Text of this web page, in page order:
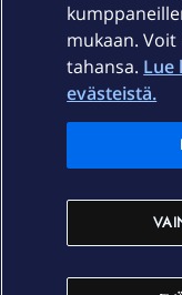
Ajankohtaista
In English
mukaan.
tahansa. Lue
evästeistä.